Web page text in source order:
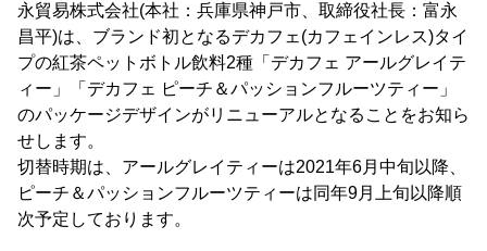
永貿易株式会社(本社：兵庫県神戸市、取締役社長：富永
昌平)は、ブランド初となるデカフェ(カフェインレス)タイ
プの紅茶ペットボトル飲料2種「デカフェ アールグレイテ
ィー」「デカフェ ピーチ＆パッションフルーツティー」
のパッケージデザインがリニューアルとなることをお知ら
せします。
切替時期は、アールグレイティーは2021年6月中旬以降、
ピーチ＆パッションフルーツティーは同年9月上旬以降順
次予定しております。